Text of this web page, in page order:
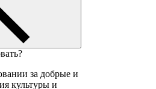
за добрые и
культуры и